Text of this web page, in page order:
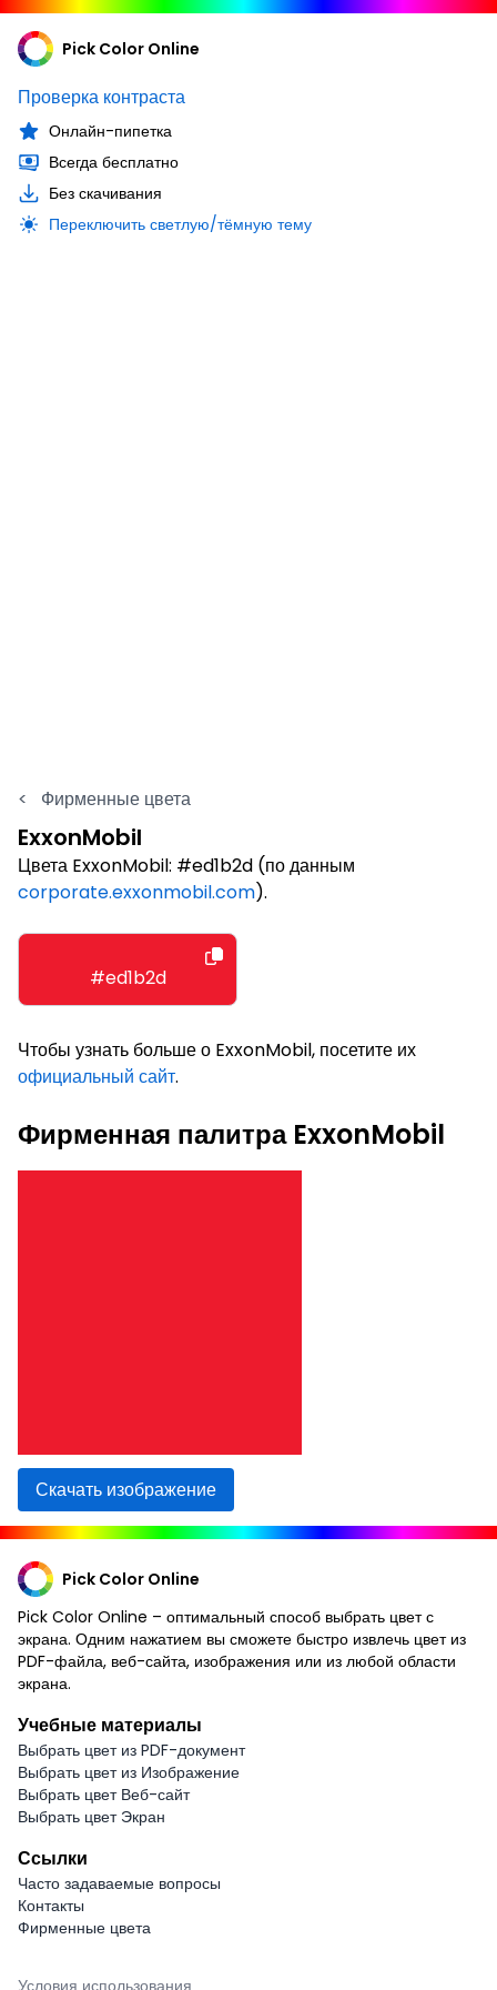
Pick Color Online
Проверка контраста
Онлайн-пипетка
Всегда бесплатно
Без скачивания
Переключить светлую/тёмную тему
< Фирменные цвета
ExxonMobil
Цвета ExxonMobil: #ed1b2d (по данным
corporate.exxonmobil.com).
#ed1b2d
Чтобы узнать больше о ExxonMobil, посетите их
официальный сайт.
Фирменная палитра ExxonMobil
Скачать изображение
Pick Color Online
Pick Color Online – оптимальный способ выбрать цвет с
экрана. Одним нажатием вы сможете быстро извлечь цвет из
PDF-файла, веб-сайта, изображения или из любой области
экрана.
Учебные материалы
Выбрать цвет из PDF-документ
Выбрать цвет из Изображение
Выбрать цвет Веб-сайт
Выбрать цвет Экран
Ссылки
Часто задаваемые вопросы
Контакты
Фирменные цвета
Условия использования